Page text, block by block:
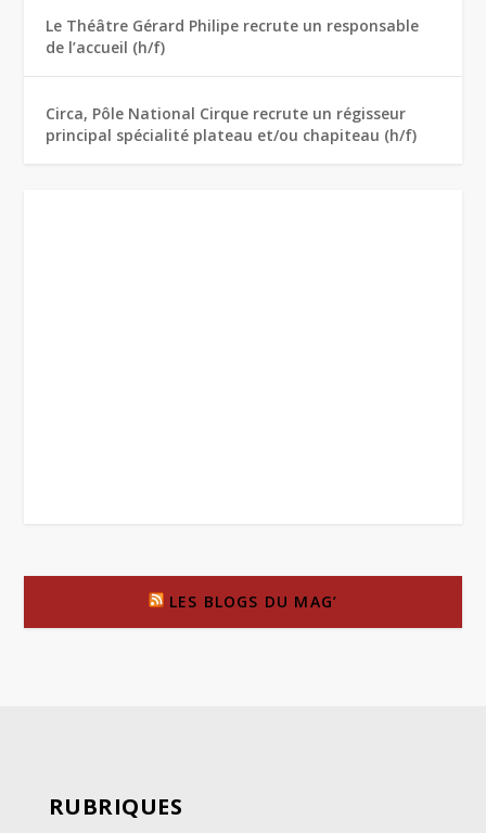
Le Théâtre Gérard Philipe recrute un responsable
de l’accueil (h/f)
Circa, Pôle National Cirque recrute un régisseur
principal spécialité plateau et/ou chapiteau (h/f)
LES BLOGS DU MAG’
RUBRIQUES